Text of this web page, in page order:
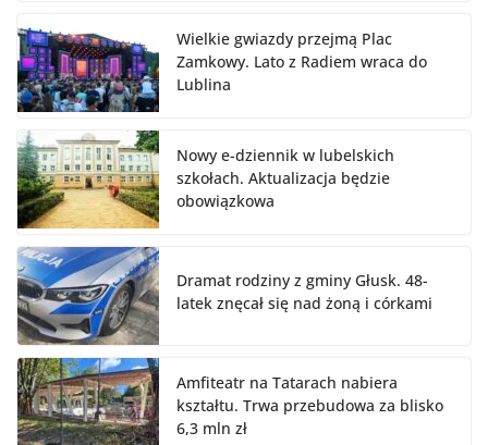
Wielkie gwiazdy przejmą Plac
Zamkowy. Lato z Radiem wraca do
Lublina
Nowy e-dziennik w lubelskich
szkołach. Aktualizacja będzie
obowiązkowa
Dramat rodziny z gminy Głusk. 48-
latek znęcał się nad żoną i córkami
Amfiteatr na Tatarach nabiera
kształtu. Trwa przebudowa za blisko
6,3 mln zł